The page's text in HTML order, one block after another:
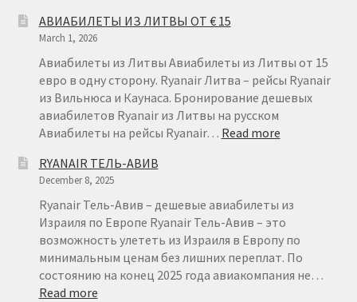
ИЗ
НА
КАНАРСКИЕ
ОСТРОВА
АВИАБИЛЕТЫ ИЗ ЛИТВЫ ОТ € 15
March 1, 2026
Авиабилеты из Литвы Авиабилеты из Литвы от 15
евро в одну сторону. Ryanair Литва – рейсы Ryanair
из Вильнюса и Каунаса. Бронирование дешевых
авиабилетов Ryanair из Литвы на русском
Авиабилеты на рейсы Ryanair… Read more:
ОТ
€
15
RYANAIR ТЕЛЬ-АВИВ
December 8, 2025
Ryanair Тель-Авив – дешевые авиабилеты из
Израиля по Европе Ryanair Тель-Авив – это
возможность улететь из Израиля в Европу по
минимальным ценам без лишних переплат. По
состоянию на конец 2025 года авиакомпания не…
Read more: